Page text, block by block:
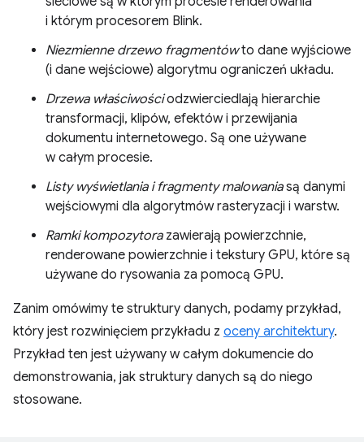
i którym procesorem Blink.
Niezmienne drzewo fragmentówto dane wyjściowe
(i dane wejściowe) algorytmu ograniczeń układu.
Drzewa właściwościodzwierciedlają hierarchie
transformacji, klipów, efektów i przewijania
dokumentu internetowego. Są one używane
w całym procesie.
Listy wyświetlania i fragmenty malowaniasą danymi
wejściowymi dla algorytmów rasteryzacji i warstw.
Ramki kompozytorazawierają powierzchnie,
renderowane powierzchnie i tekstury GPU, które są
używane do rysowania za pomocą GPU.
Zanim omówimy te struktury danych, podamy przykład,
który jest rozwinięciem przykładu z oceny architektury.
Przykład ten jest używany w całym dokumencie do
demonstrowania, jak struktury danych są do niego
stosowane.